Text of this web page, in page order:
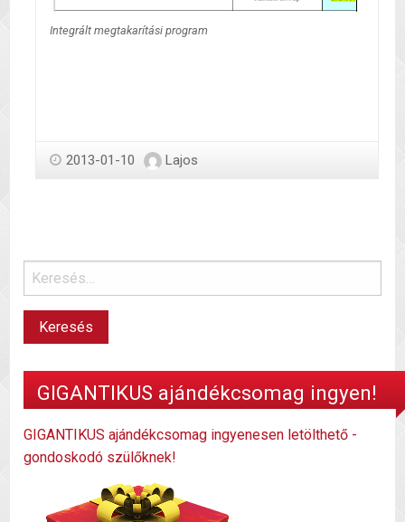
Integrált megtakarítási program
2013-01-10 Lajos
GIGANTIKUS ajándékcsomag ingyen!
GIGANTIKUS ajándékcsomag ingyenesen letölthető -
gondoskodó szülőknek!